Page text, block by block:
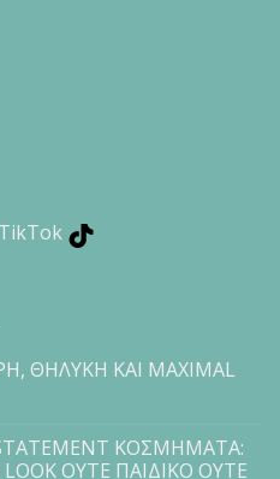
ΘΗΛΥΚΗ ΚΑΙ MAXIMAL
ΚΟΣΜΗΜΑΤΑ:
ΟΥΤΕ ΠΑΙΔΙΚΟ ΟΥΤΕ